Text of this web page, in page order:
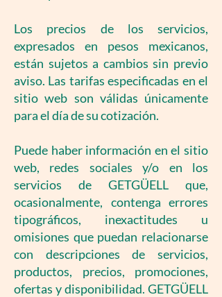
Los precios de los servicios,
expresados en pesos mexicanos,
están sujetos a cambios sin previo
aviso. Las tarifas especificadas en el
sitio web son válidas únicamente
para el día de su cotización.
Puede haber información en el sitio
web, redes sociales y/o en los
servicios de GETGÜELL que,
ocasionalmente, contenga errores
tipográficos, inexactitudes u
omisiones que puedan relacionarse
con descripciones de servicios,
productos, precios, promociones,
ofertas y disponibilidad. GETGÜELL